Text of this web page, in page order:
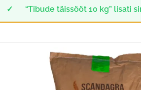
“Tibude täissööt 10 kg” lisati